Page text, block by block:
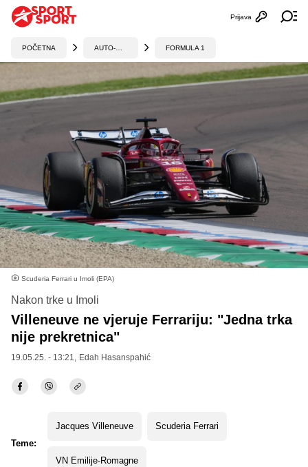
Otvori
Prijava
POČETNA FORMULA 1
Scuderia Ferrari u Imoli (EPA)
Nakon trke u Imoli
Villeneuve ne vjeruje Ferrariju: "Jedna trka
nije prekretnica"
19.05.25. - 13:21, Edah Hasanspahić
Teme:
Jacques Villeneuve Scuderia Ferrari
VN Emilije-Romagne